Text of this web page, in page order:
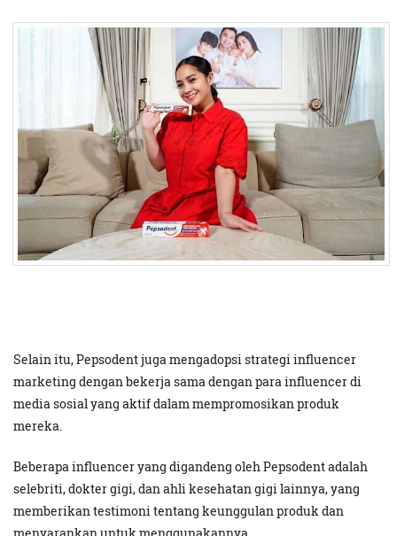
Selain itu, Pepsodent juga mengadopsi strategi influencer
marketing dengan bekerja sama dengan para influencer di
media sosial yang aktif dalam mempromosikan produk
mereka.
Beberapa influencer yang digandeng oleh Pepsodent adalah
selebriti, dokter gigi, dan ahli kesehatan gigi lainnya, yang
memberikan testimoni tentang keunggulan produk dan
menyarankan untuk menggunakannya.